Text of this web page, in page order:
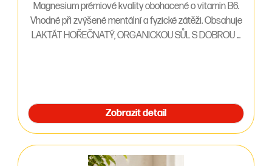
Magnesium prémiové kvality obohacené o vitamin B6.
Vhodné při zvýšené mentální a fyzické zátěži. Obsahuje
LAKTÁT HOŘEČNATÝ, ORGANICKOU SŮL S DOBROU ...
Zobrazit detail